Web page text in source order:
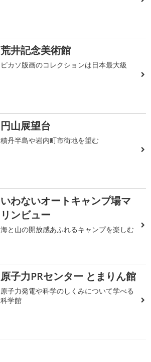
荒井記念美術館
ピカソ版画のコレクションは日本最大級
円山展望台
積丹半島や岩内町市街地を望む
いわないオートキャンプ場マ
リンビュー
海と山の開放感あふれるキャンプを楽しむ
原子力PRセンター とまりん館
原子力発電や科学のしくみについて学べる
科学館